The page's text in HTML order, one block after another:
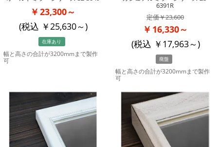
23,300～
(税込
25,630～)
在庫あり
幅と高さの合計が3200mmまで製作
可
6391R
23,600
16,330～
(税込
17,963～)
廃盤
幅と高さの合計が3200mmまで製作
可